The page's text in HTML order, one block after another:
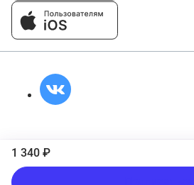
1 340 ₽